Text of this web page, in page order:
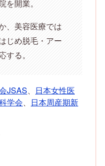
開業。
、美容医療では
じめ脱毛・アー
する。
JSAS、 日本女性医
学会、 日本周産期新